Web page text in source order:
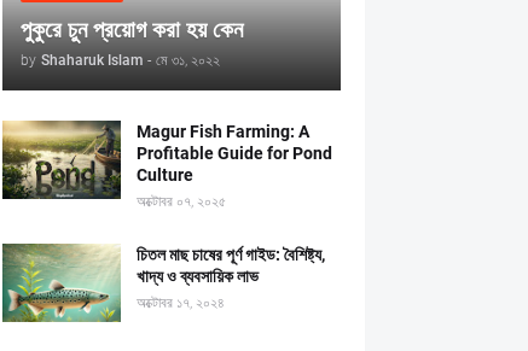
পুকুরে চুন প্রয়োগ করা হয় কেন
by Shaharuk Islam - মে ৩১, ২০২২
Magur Fish Farming: A
Profitable Guide for Pond
Culture
অক্টোবর ০৭, ২০২৫
চিতল মাছ চাষের পূর্ণ গাইড: বৈশিষ্ট্য,
খাদ্য ও ব্যবসায়িক লাভ
অক্টোবর ১৭, ২০২৪